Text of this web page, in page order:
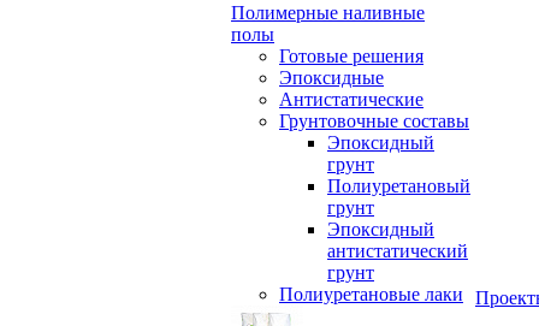
Полимерные наливные
полы
Готовые решения
Эпоксидные
Антистатические
Грунтовочные составы
Эпоксидный
грунт
Полиуретановый
грунт
Эпоксидный
антистатический
грунт
Полиуретановые лаки